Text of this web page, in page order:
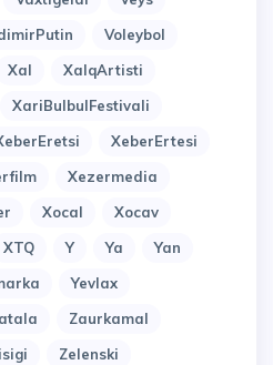
Voleybol
Xal
XalqArtisti
XariBulbulFestivali
XeberErtesi
Xezermedia
Xocal
Xocav
XTQ Y Ya
Yan
Yevlax
Zaurkamal
Zelenski